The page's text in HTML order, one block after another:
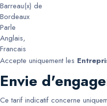
Barreau(x) de
Bordeaux
Parle
Anglais,
Francais
Accepte uniquement les
Envie
Ce tarif indicatif concerne